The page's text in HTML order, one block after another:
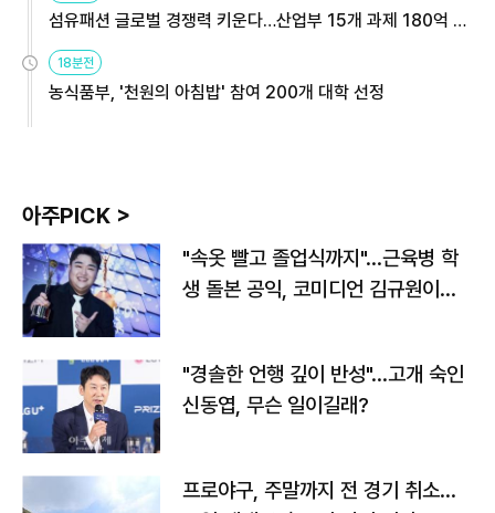
섬유패션 글로벌 경쟁력 키운다…산업부 15개 과제 180억 지
원
18분전
농식품부, '천원의 아침밥' 참여 200개 대학 선정
아주PICK >
"속옷 빨고 졸업식까지"…근육병 학
생 돌본 공익, 코미디언 김규원이었
"경솔한 언행 깊이 반성"…고개 숙인
신동엽, 무슨 일이길래?
프로야구, 주말까지 전 경기 취소…